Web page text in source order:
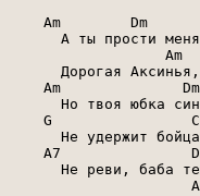
    Am        Dm
А ты прости
                  Am
      Дорогая Аксинья,
    Am              Dm
Но твоя юбка
G
Не удержит
A7
Не реви, баба